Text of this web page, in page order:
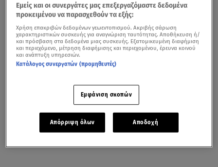
Εμείς και οι συνεργάτες μας επεξεργαζόμαστε δεδομένα
προκειμένου να παρασχεθούν τα εξής:
Χρήση επακριβών δεδομένων γεωεντοπισμού. Ακριβής σάρωση
χαρακτηριστικών συσκευής για αναγνώριση ταυτότητας. Αποθήκευση ή/
και πρόσβαση στα δεδομένα μιας συσκευής. Εξατομικευμένη διαφήμιση
και περιεχόμενο, μέτρηση διαφήμισης και περιεχομένου, έρευνα κοινού
και ανάπτυξη υπηρεσιών.
Κατάλογος συνεργατών (προμηθευτές)
Εμφάνιση σκοπών
Απόρριψη όλων Αποδοχή